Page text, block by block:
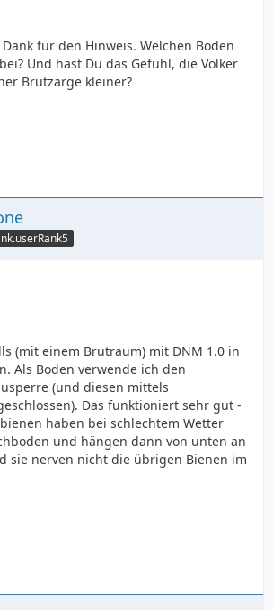
für den Hinweis. Welchen Boden
Und hast Du das Gefühl, die Völker
Brutzarge kleiner?
(mit einem Brutraum) mit DNM 1.0 in
Als Boden verwende ich den
(und diesen mittels
Das funktioniert sehr gut -
haben bei schlechtem Wetter
und hängen dann von unten an
sie nerven nicht die übrigen Bienen im